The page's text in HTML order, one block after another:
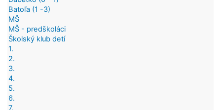
Batoľa (1 -3)
MŠ
MŠ - predškoláci
Školský klub detí
1.
2.
3.
4.
5.
6.
7.